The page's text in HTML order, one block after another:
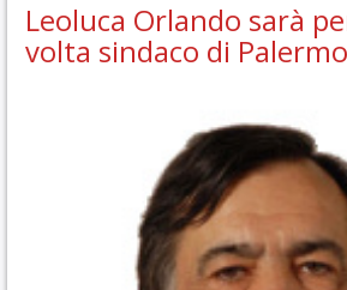
Leoluca Orlando sarà
volta sindaco di Palermo